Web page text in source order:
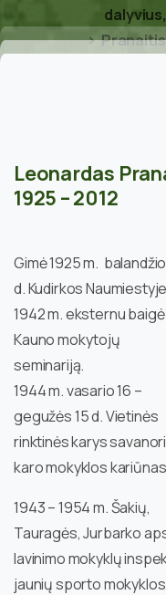
Pranaitis
Leonardas
1925 – 2012
Gimė 1925 m.
d. Kudirkos
1942 m. eksternu baigė
Kauno mokytojų
seminariją.
1944 m. vasario 16 –
gegužės 15 d. Vietinės
rinktinės karys
karo mokyklos
1943 – 1954 m. Šakių,
Tauragės, Jurbarko
lavinimo mokyklų
jaunių sporto